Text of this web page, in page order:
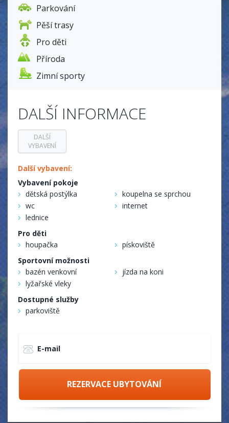
Parkování
Pěší trasy
Pro děti
Příroda
Zimní sporty
DALŠÍ INFORMACE
DALŠÍ
VYBAVENÍ
Další vybavení:
Vybavení pokoje
dětská postýlka
koupelna se sprchou
wc
internet
lednice
Pro děti
houpačka
pískoviště
Sportovní možnosti
bazén venkovní
jízda na koni
lyžařské vleky
Dostupné služby
parkoviště
E-mail
REZERVACE UBYTOVÁNÍ